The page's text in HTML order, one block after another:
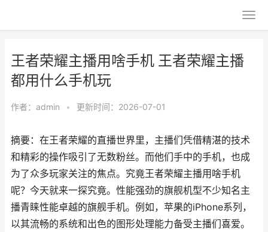
王者荣耀主播用啥手机 王者荣耀主播
都用什么手机玩
作者： admin • 更新时间：2026-07-01
摘要：在王者荣耀的直播世界里，主播们凭借精湛的技术
和精彩的操作吸引了无数粉丝。而他们手中的手机，也成
为了众多玩家关注的焦点。究竟王者荣耀主播用啥手机
呢？今天就来一探究竟。性能强劲的旗舰机型不少知名主
播青睐性能卓越的旗舰手机。例如，苹果的iPhone系列，
以其流畅的系统和出色的图形处理能力备受主播们喜爱。